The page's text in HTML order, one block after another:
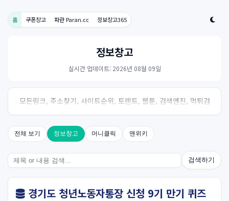
홈 쿠폰창고 파란 Paran.cc 정보창고365
정보창고
실시간 업데이트: 2026년 08월 09일
모든링크, 주소찾기, 사이트순위, 토렌트, 웹툰, 검색엔진, 먹튀검
증, 스포츠, 드라마, 커뮤니티 링크사이트! 여기여
전체 보기 정보창고 머니클릭 맨위키
검색하기
경기도 청년노동자통장 신청 9기 만기 퀴즈